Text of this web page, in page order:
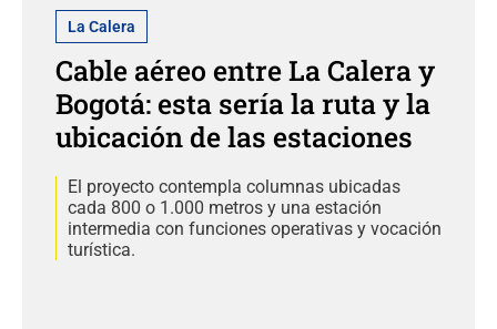
La Calera
Cable aéreo entre La Calera y
Bogotá: esta sería la ruta y la
ubicación de las estaciones
El proyecto contempla columnas ubicadas
cada 800 o 1.000 metros y una estación
intermedia con funciones operativas y vocación
turística.